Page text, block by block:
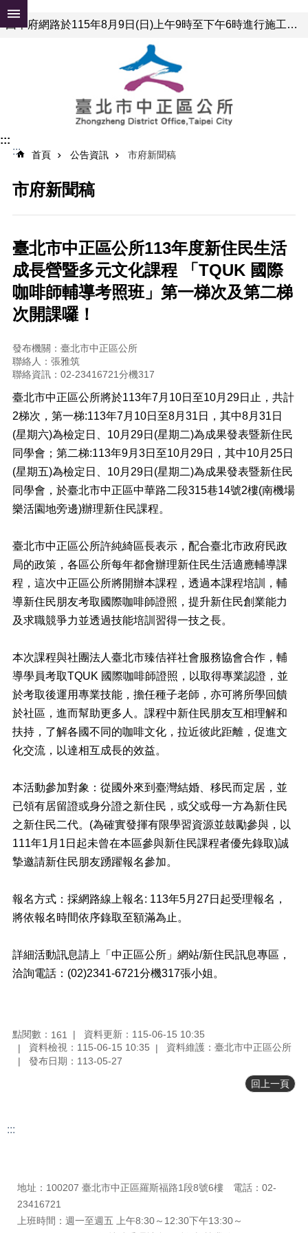
跳到主要內容區塊
因本府網路於115年8月9日(日)上午9時至下午6時進行施工，屆時可能有網路瞬斷之情形，若有網站或服務卡住情形，請重新連線即可排除，造成不便，敬請見諒。
資
便
民
務
認
識
中
正
關
介
紹
里
資
訊
政
府
資
開
放
資
料
防
救
災
資
訊
(Disaster
prevention
response)
觀
光
閒
相
連
案
下
請
案
件
道
資
區
:::
:::
首頁 公告資訊 市府新聞稿
市府新聞稿
臺北市中正區公所113年度新住民生活
成長營暨多元文化課程 「TQUK 國際
咖啡師輔導考照班」第一梯次及第二梯
次開課囉！
發布機關：臺北市中正區公所
聯絡人：張雅筑
聯絡資訊：02-23416721分機317
臺北市中正區公所將於113年7月10日至10月29日止，共計
2梯次，第一梯:113年7月10日至8月31日，其中8月31日
(星期六)為檢定日、10月29日(星期二)為成果發表暨新住民
同學會；第二梯:113年9月3日至10月29日，其中10月25日
(星期五)為檢定日、10月29日(星期二)為成果發表暨新住民
同學會，於臺北市中正區中華路二段315巷14號2樓(南機場
樂活園地旁邊)辦理新住民課程。
臺北市中正區公所許純綺區長表示，配合臺北市政府民政
局的政策，各區公所每年都會辦理新住民生活適應輔導課
程，這次中正區公所將開辦本課程，透過本課程培訓，輔
導新住民朋友考取國際咖啡師證照，提升新住民創業能力
及求職競爭力並透過技能培訓習得一技之長。
本次課程與社團法人臺北市臻佶祥社會服務協會合作，輔
導學員考取TQUK 國際咖啡師證照，以取得專業認證，並
於考取後運用專業技能，擔任種子老師，亦可將所學回饋
於社區，進而幫助更多人。課程中新住民朋友互相理解和
扶持，了解各國不同的咖啡文化，拉近彼此距離，促進文
化交流，以達相互成長的效益。
本活動參加對象：從國外來到臺灣結婚、移民而定居，並
已領有居留證或身分證之新住民，或父或母一方為新住民
之新住民二代。(為確實發揮有限學習資源並鼓勵參與，以
111年1月1日起未曾在本區參與新住民課程者優先錄取)誠
摯邀請新住民朋友踴躍報名參加。
報名方式：採網路線上報名: 113年5月27日起受理報名，
將依報名時間依序錄取至額滿為止。
詳細活動訊息請上「中正區公所」網站/新住民訊息專區，
洽詢電話：(02)2341-6721分機317張小姐。
點閱數： 161
資料更新：115-06-15 10:35
資料檢視：115-06-15 10:35
資料維護：臺北市中正區公所
發布日期：113-05-27
回上一頁
:::
地址：100207 臺北市中正區羅斯福路1段8號6樓 電話：02-
23416721
上班時間：週一至週五 上午8:30～12:30下午13:30～